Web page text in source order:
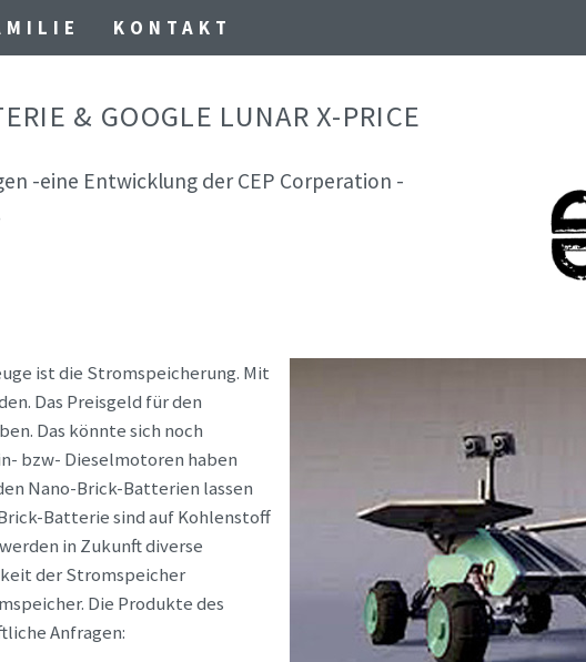
KONTAKT
& GOOGLE LUNAR X-PRICE
-eine Entwicklung der CEP Corperation -
ist die Stromspeicherung. Mit
Das Preisgeld für den
Das könnte sich noch
bzw- Dieselmotoren haben
Nano-Brick-Batterien lassen
Batterie sind auf Kohlenstoff
in Zukunft diverse
der Stromspeicher
Die Produkte des
Anfragen: